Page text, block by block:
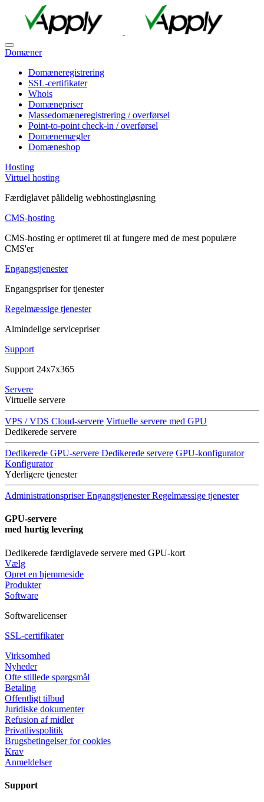
Domæner
Domæneregistrering
SSL-certifikater
Whois
Domænepriser
Massedomæneregistrering / overførsel
Point-to-point check-in / overførsel
Domænemægler
Domæneshop
Hosting
Virtuel hosting
Færdiglavet pålidelig webhostingløsning
CMS-hosting
CMS-hosting er optimeret til at fungere med de mest populære
CMS'er
Engangstjenester
Engangspriser for tjenester
Regelmæssige tjenester
Almindelige servicepriser
Support
Support 24x7x365
Servere
Virtuelle servere
VPS / VDS Cloud-servere Virtuelle servere med GPU
Dedikerede servere
Dedikerede GPU-servere Dedikerede servere GPU-konfigurator
Konfigurator
Yderligere tjenester
Administrationspriser Engangstjenester Regelmæssige tjenester
GPU-servere
med hurtig levering
Dedikerede færdiglavede servere med GPU-kort
Vælg
Opret en hjemmeside
Produkter
Software
Softwarelicenser
SSL-certifikater
Virksomhed
Nyheder
Ofte stillede spørgsmål
Betaling
Offentligt tilbud
Juridiske dokumenter
Refusion af midler
Privatlivspolitik
Brugsbetingelser for cookies
Krav
Anmeldelser
Support